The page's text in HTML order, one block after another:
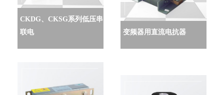
CKDG、CKSG系列低压串
联电
变频器用直流电抗器